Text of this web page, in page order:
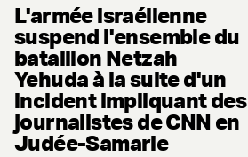
L'armée israélienne
suspend l'ensemble du
bataillon Netzah
Yehuda à la suite d'un
incident impliquant des
journalistes de CNN en
Judée-Samarie